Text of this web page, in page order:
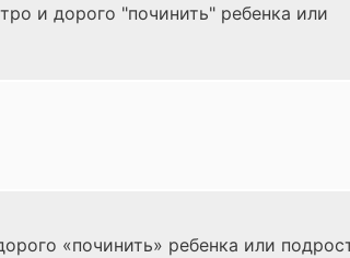
и дорого "починить" ребенка или
«починить» ребенка или